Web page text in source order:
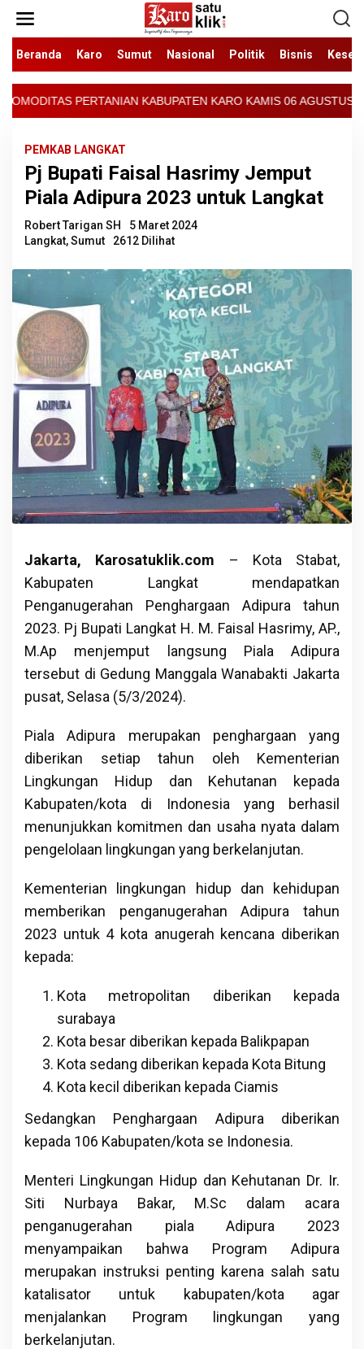
konten
Beranda
Karo Sumut Nasional Politik Bisnis
KABUPATEN KARO KAMIS 06 AGUSTUS 2026 - ARCIS
PEMKAB LANGKAT
Pj Bupati Faisal Hasrimy Jemput
Piala Adipura 2023 untuk Langkat
Robert Tarigan SH
5 Maret 2024
Langkat,Sumut 2612 Dilihat
Jakarta, Karosatuklik.com – Kota Stabat,
Kabupaten Langkat mendapatkan
Penganugerahan Penghargaan Adipura tahun
2023. Pj Bupati Langkat H. M. Faisal Hasrimy, AP.,
M.Ap menjemput langsung Piala Adipura
tersebut di Gedung Manggala Wanabakti Jakarta
pusat, Selasa (5/3/2024).
Piala Adipura merupakan penghargaan yang
diberikan setiap tahun oleh Kementerian
Lingkungan Hidup dan Kehutanan kepada
Kabupaten/kota di Indonesia yang berhasil
menunjukkan komitmen dan usaha nyata dalam
pengelolaan lingkungan yang berkelanjutan.
Kementerian lingkungan hidup dan kehidupan
memberikan penganugerahan Adipura tahun
2023 untuk 4 kota anugerah kencana diberikan
kepada:
Kota metropolitan diberikan kepada
surabaya
Kota besar diberikan kepada Balikpapan
Kota sedang diberikan kepada Kota Bitung
Kota kecil diberikan kepada Ciamis
Sedangkan Penghargaan Adipura diberikan
kepada 106 Kabupaten/kota se Indonesia.
Menteri Lingkungan Hidup dan Kehutanan Dr. Ir.
Siti Nurbaya Bakar, M.Sc dalam acara
penganugerahan piala Adipura 2023
menyampaikan bahwa Program Adipura
merupakan instruksi penting karena salah satu
katalisator untuk kabupaten/kota agar
menjalankan Program lingkungan yang
berkelanjutan.